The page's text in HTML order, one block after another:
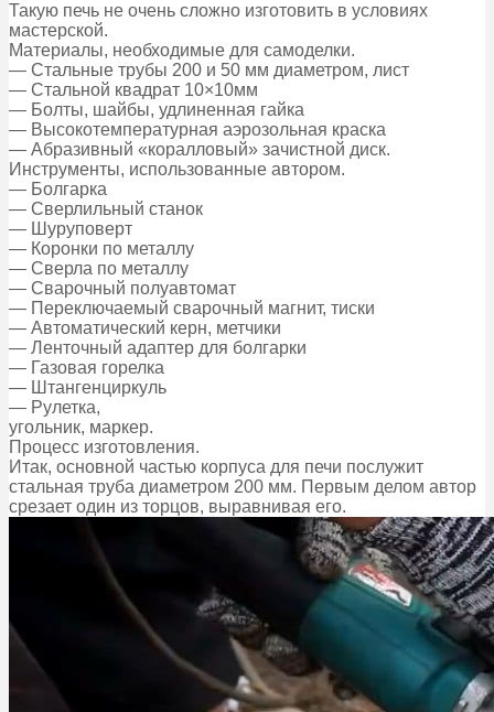
Такую печь не очень сложно изготовить в условиях
мастерской.
Материалы, необходимые для самоделки.
— Стальные трубы 200 и 50 мм диаметром, лист
— Стальной квадрат 10×10мм
— Болты, шайбы, удлиненная гайка
— Высокотемпературная аэрозольная краска
— Абразивный «коралловый» зачистной диск.
Инструменты, использованные автором.
— Болгарка
— Сверлильный станок
— Шуруповерт
— Коронки по металлу
— Сверла по металлу
— Сварочный полуавтомат
— Переключаемый сварочный магнит, тиски
— Автоматический керн, метчики
— Ленточный адаптер для болгарки
— Газовая горелка
— Штангенциркуль
— Рулетка,
угольник, маркер.
Процесс изготовления.
Итак, основной частью корпуса для печи послужит
стальная труба диаметром 200 мм. Первым делом автор
срезает один из торцов, выравнивая его.